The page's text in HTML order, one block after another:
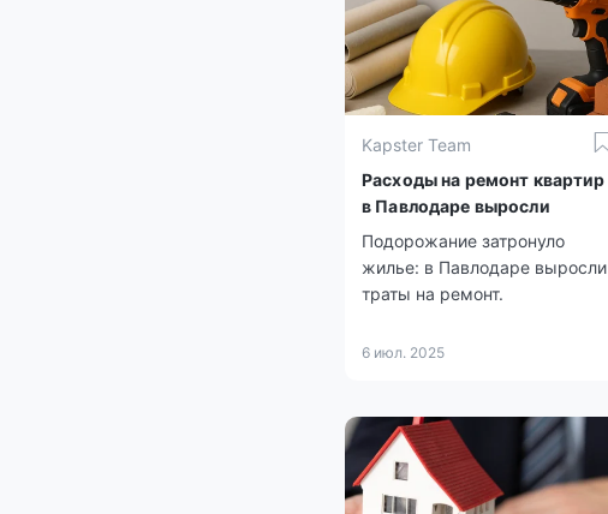
Kapster Team
Расходы на ремонт квартир
в Павлодаре выросли
Подорожание затронуло
жилье: в Павлодаре выросли
траты на ремонт.
6 июл. 2025